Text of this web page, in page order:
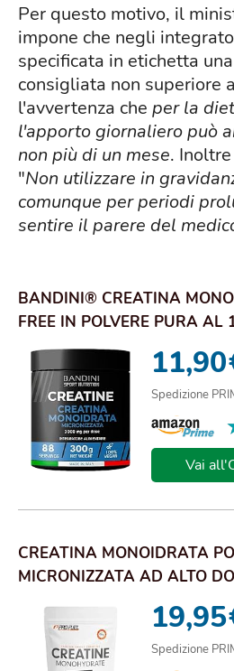
Per questo motivo, il
impone che negli
specificata in etichetta
consigliata non superiore
l'avvertenza che per la
l'apporto giornaliero può
non più di un mese.
"Non utilizzare in
comunque per periodi
sentire il parere del
BANDINI® CREATINA
FREE IN POLVERE PURA AL
INTEGRATORE PER AL...11,90
Spedizione
Vai
CREATINA MONOIDRATA
MICRONIZZATA AD ALTO
19,95
Spedizione